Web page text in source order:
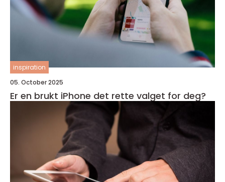
inspiration
05. October 2025
Er en brukt iPhone det rette valget for deg?